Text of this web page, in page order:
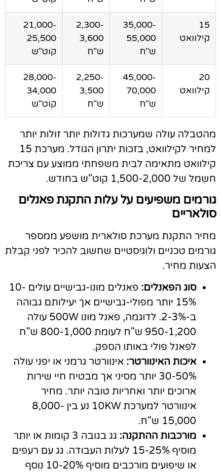
15
קילוואט
35,000-
55,000
ש"ח
2,300-
3,600
ש"ח
21,000-
25,500
קוט"ש
20
קילוואט
45,000-
70,000
ש"ח
2,250-
3,500
ש"ח
28,000-
34,000
קוט"ש
עולה שמערכות גדולות יותר זולות יותר
למחיר לקילוואט, בזכות יתרון הגודל. מערכת 15
מתאימה לבית משפחתי ממוצע עם צריכת
של 1,500-2,000 קוט"ש בחודש.
משפיעים על עלות התקנת פאנלים
התקנת מערכת סולארית מושפע ממספר
טכניים ולוגיסטיים שחשוב להכיר לפני קבלת
מחיר.
סוג הפאנלים:
פאנלים מונו-גבישיים עולים 10-
15% יותר מפולי-גבישיים אך יעילותם גבוהה
ב-2-3%. לדוגמה, פאנל מונו 500W עולה
950-1,200 ש"ח לעומת 800-1,000 ש"ח
לפאנל פולי באותו הספק.
איכות האינוורטר:אינוורטר גרמני או יפני עולה
30-50% יותר מסיני אך מבטיח חיי שירות
ארוכים יותר ואחריות טובה יותר. מחיר
אינוורטר למערכת 10KW נע בין 8,000-
15,000 ש"ח.
מורכבות ההתקנה:
גג בגובה 3 קומות או יותר
מוסיף 15-25% לעלות העבודה. גג עם רעפים
או שיפועים מורכבים מוסיף 10-20% נוסף